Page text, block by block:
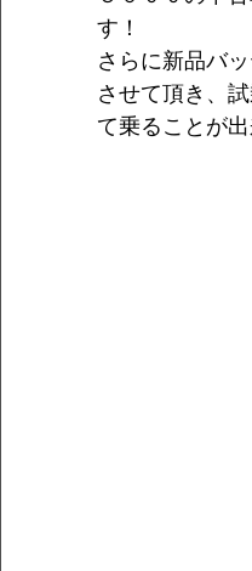
す！
さらに新品バ
させて頂き、
て乗ることが出